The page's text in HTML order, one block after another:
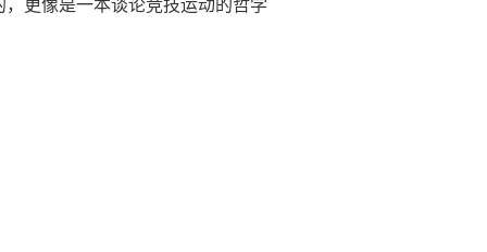
更像是一本谈论竞技运动的哲学